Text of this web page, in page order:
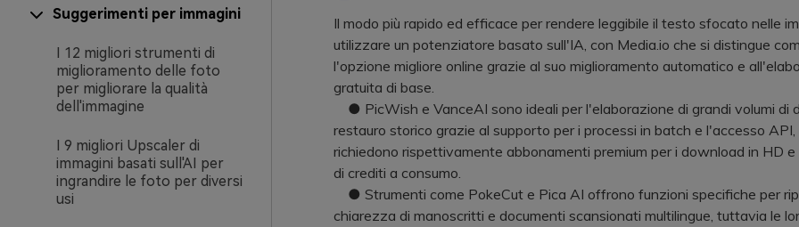
Suggerimenti per immagini
I 12 migliori strumenti di
miglioramento delle foto
per migliorare la qualità
dell'immagine
I 9 migliori Upscaler di
immagini basati sull'AI per
ingrandire le foto per diversi
usi
Il modo più rapido ed efficace per rendere leggibile il testo sfocato nelle
utilizzare un potenziatore basato sull'IA, con Media.io che si distingue
l'opzione migliore online grazie al suo miglioramento automatico e
gratuita di base.
● PicWish e VanceAI sono ideali per l'elaborazione di grandi volumi di
restauro storico grazie al supporto per i processi in batch e l'accesso API,
richiedono rispettivamente abbonamenti premium per i download in HD
di crediti a consumo.
● Strumenti come PokeCut e Pica AI offrono funzioni specifiche per
chiarezza di manoscritti e documenti scansionati multilingue, tuttavia le